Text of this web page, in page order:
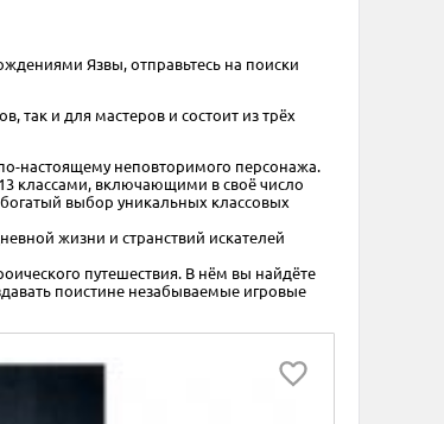
Язвы, отправьтесь на поиски
так и для мастеров и состоит из трёх
настоящему неповторимого персонажа.
классами, включающими в своё число
выбор уникальных классовых
жизни и странствий искателей
путешествия. В нём вы найдёте
поистине незабываемые игровые